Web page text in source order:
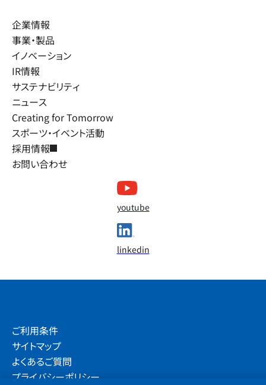
企業情報
事業・製品
イノベーション
IR情報
サステナビリティ
ニュース
Creating for Tomorrow
スポーツ・イベント活動
採用情報
お問い合わせ
youtube
linkedin
ご利用条件
サイトマップ
よくあるご質問
プライバシーポリシー